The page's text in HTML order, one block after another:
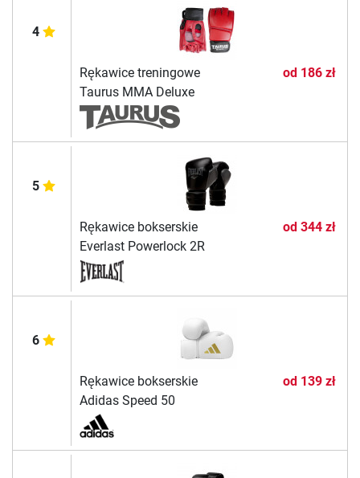
4
Rękawice treningowe
Taurus MMA Deluxe
od 186 zł
5
Rękawice bokserskie
Everlast Powerlock 2R
od 344 zł
6
Rękawice bokserskie
Adidas Speed 50
od 139 zł